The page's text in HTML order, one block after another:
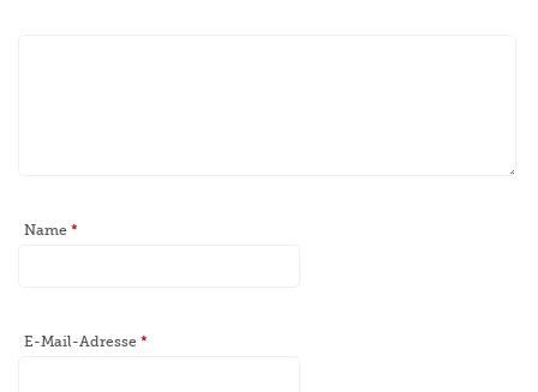
Name*
E-Mail-Adresse*